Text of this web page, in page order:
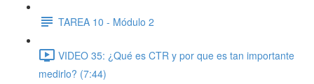
TAREA 10 - Módulo 2
VIDEO 35: ¿Qué es CTR y por que es tan importante
medirlo? (7:44)